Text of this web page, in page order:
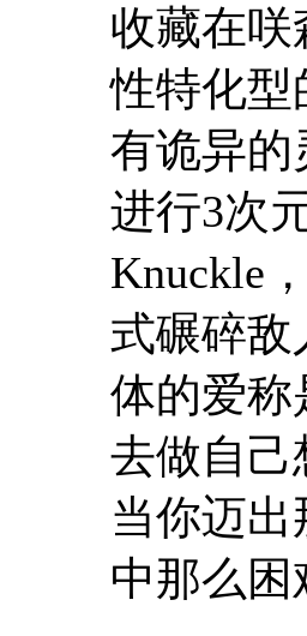
收藏在咲
性特化型
有诡异的
进行3次
Knuckle
式碾碎
体的爱称
去做自己
当你迈
中那么困